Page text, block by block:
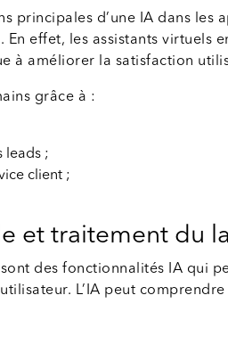
principales d’une IA dans les
En effet, les assistants
à améliorer la satisfaction
grâce à :
leads ;
client ;
et traitement du
sont des fonctionnalités IA qui
L’IA peut